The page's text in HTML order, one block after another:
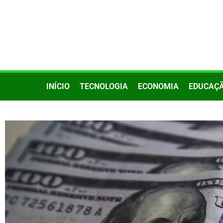
INÍCIO TECNOLOGIA ECONOMIA